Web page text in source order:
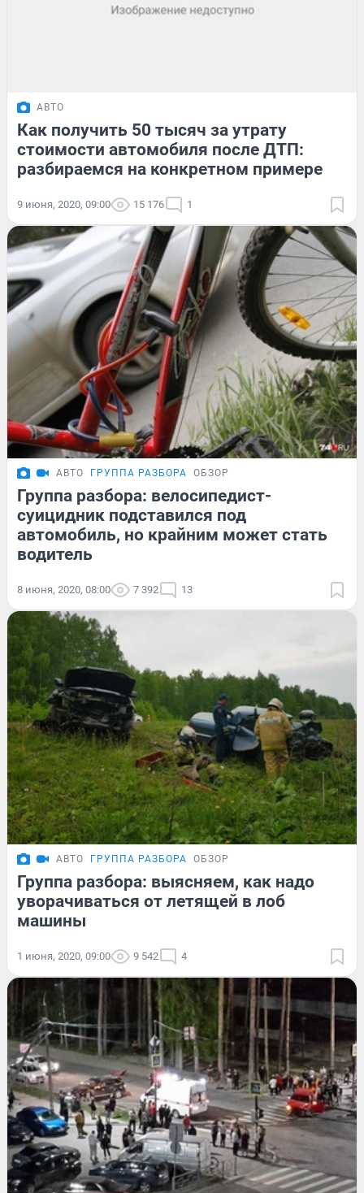
АВТО
Как получить 50 тысяч за утрату
стоимости автомобиля после ДТП:
разбираемся на конкретном примере
9 июня, 2020, 09:00 15 176 1
АВТО ГРУППА РАЗБОРА ОБЗОР
Группа разбора: велосипедист-
суицидник подставился под
автомобиль, но крайним может стать
водитель
8 июня, 2020, 08:00 7 392 13
АВТО ГРУППА РАЗБОРА ОБЗОР
Группа разбора: выясняем, как надо
уворачиваться от летящей в лоб
машины
1 июня, 2020, 09:00 9 542 4